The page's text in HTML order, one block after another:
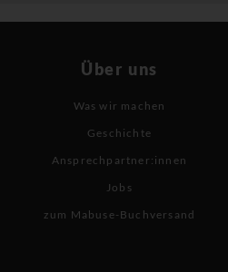
Über uns
Was wir machen
Geschichte
Ansprechpartner:innen
Jobs
zum Mabuse-Buchversand